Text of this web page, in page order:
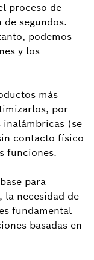
proceso de
segundos.
podemos
y los
más
por
(se
contacto físico
funciones.
para
necesidad de
fundamental
basadas en